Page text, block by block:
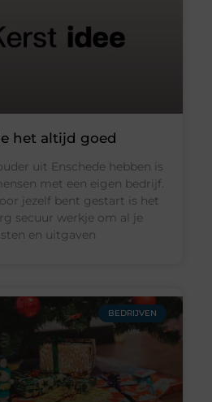
het altijd goed
uit Enschede hebben is
met een eigen bedrijf.
jezelf bent gestart is het
secuur werkje om al je
en uitgaven
BEDRIJVEN